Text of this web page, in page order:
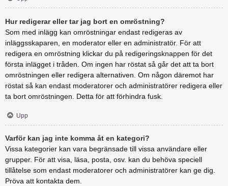
Hur redigerar eller tar jag bort en omröstning?
Som med inlägg kan omröstningar endast redigeras av
inläggsskaparen, en moderator eller en administratör. För att
redigera en omröstning klickar du på redigeringsknappen för det
första inlägget i tråden. Om ingen har röstat så går det att ta bort
omröstningen eller redigera alternativen. Om någon däremot har
röstat så kan endast moderatorer och administratörer redigera eller
ta bort omröstningen. Detta för att förhindra fusk.
Upp
Varför kan jag inte komma åt en kategori?
Vissa kategorier kan vara begränsade till vissa användare eller
grupper. För att visa, läsa, posta, osv. kan du behöva speciell
tillåtelse som endast moderatorer och administratörer kan ge dig.
Pröva att kontakta dem.